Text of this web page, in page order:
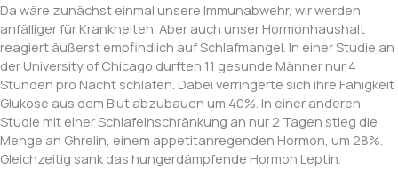
Da wäre zunächst einmal unsere Immunabwehr, wir werden
anfälliger für Krankheiten. Aber auch unser Hormonhaushalt
reagiert äußerst empfindlich auf Schlafmangel. In einer Studie an
der University of Chicago durften 11 gesunde Männer nur 4
Stunden pro Nacht schlafen. Dabei verringerte sich ihre Fähigkeit
Glukose aus dem Blut abzubauen um 40%. In einer anderen
Studie mit einer Schlafeinschränkung an nur 2 Tagen stieg die
Menge an Ghrelin, einem appetitanregenden Hormon, um 28%.
Gleichzeitig sank das hungerdämpfende Hormon Leptin.